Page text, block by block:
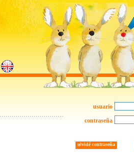
usuario
contraseña
olvidé contraseña